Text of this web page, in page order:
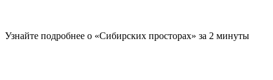
Узнайте подробнее о «Сибирских просторах» за 2 минуты